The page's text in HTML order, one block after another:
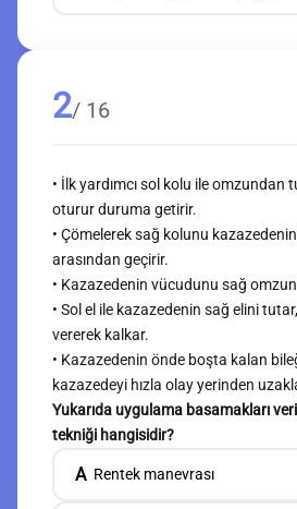
2/ 16
• İlk yardımcı sol kolu ile
oturur duruma getirir.
• Çömelerek sağ kolunu kazazedenin
arasından geçirir.
• Kazazedenin vücudunu sağ
• Sol el ile kazazedenin sağ elini tutar,
vererek kalkar.
• Kazazedenin önde boşta kalan
kazazedeyi hızla olay yerinden
Yukarıda uygulama basamakları
tekniği hangisidir?
A Rentek manevrası